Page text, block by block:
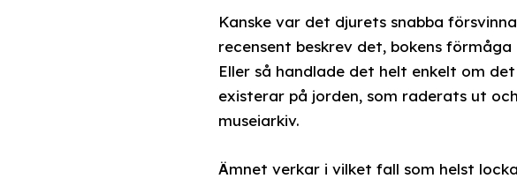
Kanske var det djurets snabba
recensent beskrev det, bokens
Eller så handlade det helt enkelt om
existerar på jorden, som raderats ut
museiarkiv.
Ämnet verkar i vilket fall som helst